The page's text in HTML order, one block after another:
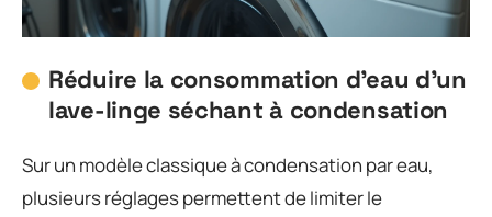
Réduire la consommation d’eau d’un
lave-linge séchant à condensation
Sur un modèle classique à condensation par eau,
plusieurs réglages permettent de limiter le